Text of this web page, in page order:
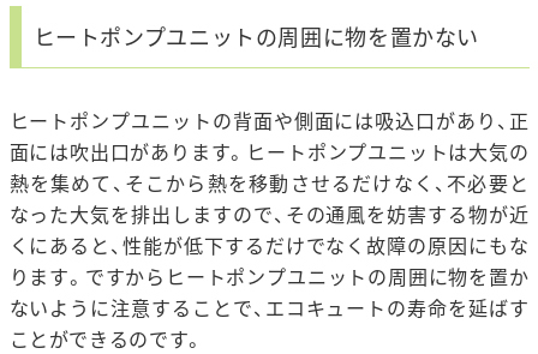
ヒートポンプユニットの周囲に物を置かない
ヒートポンプユニットの背面や側面には吸込口があり、正
面には吹出口があります。ヒートポンプユニットは大気の
熱を集めて、そこから熱を移動させるだけなく、不必要と
なった大気を排出しますので、その通風を妨害する物が近
くにあると、性能が低下するだけでなく故障の原因にもな
ります。ですからヒートポンプユニットの周囲に物を置か
ないように注意することで、エコキュートの寿命を延ばす
ことができるのです。